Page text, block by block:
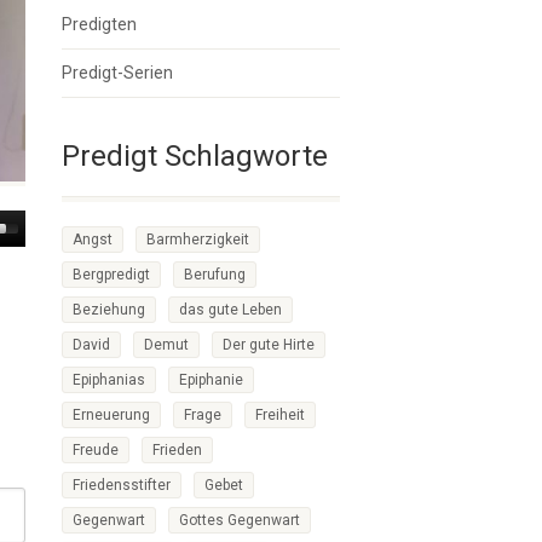
Predigten
Predigt-Serien
Predigt Schlagworte
Angst Barmherzigkeit
Bergpredigt Berufung
Beziehung das gute Leben
David Demut Der gute Hirte
Epiphanias Epiphanie
Erneuerung Frage Freiheit
Freude Frieden
Friedensstifter Gebet
Gegenwart Gottes Gegenwart